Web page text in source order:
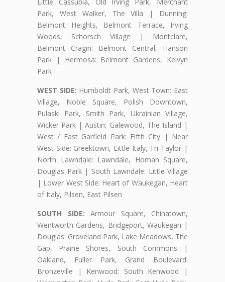
Park, West Walker, The Villa | Dunning:
Belmont Heights, Belmont Terrace, Irving
Woods, Schorsch Village | Montclare,
Belmont Cragin: Belmont Central, Hanson
Park | Hermosa: Belmont Gardens, Kelvyn
Park
WEST SIDE: Humboldt Park, West Town: East
Village, Noble Square, Polish Downtown,
Pulaski Park, Smith Park, Ukrainian Village,
Wicker Park | Austin: Galewood, The Island |
West / East Garfield Park: Fifth City | Near
West Side: Greektown, Little Italy, Tri-Taylor |
North Lawndale: Lawndale, Homan Square,
Douglas Park | South Lawndale: Little Village
| Lower West Side: Heart of Waukegan, Heart
of Italy, Pilsen, East Pilsen
SOUTH SIDE: Armour Square, Chinatown,
Wentworth Gardens, Bridgeport, Waukegan |
Douglas: Groveland Park, Lake Meadows, The
Gap, Prairie Shores, South Commons |
Oakland, Fuller Park, Grand Boulevard:
Bronzeville | Kenwood: South Kenwood |